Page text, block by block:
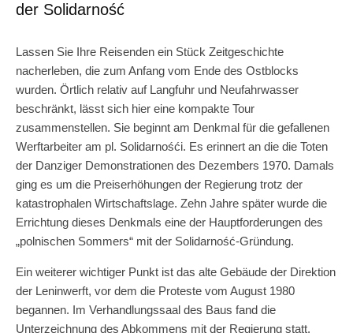
der Solidarność
Lassen Sie Ihre Reisenden ein Stück Zeitgeschichte
nacherleben, die zum Anfang vom Ende des Ostblocks
wurden. Örtlich relativ auf Langfuhr und Neufahrwasser
beschränkt, lässt sich hier eine kompakte Tour
zusammenstellen. Sie beginnt am Denkmal für die gefallenen
Werftarbeiter am pl. Solidarnośći. Es erinnert an die die Toten
der Danziger Demonstrationen des Dezembers 1970. Damals
ging es um die Preiserhöhungen der Regierung trotz der
katastrophalen Wirtschaftslage. Zehn Jahre später wurde die
Errichtung dieses Denkmals eine der Hauptforderungen des
„polnischen Sommers“ mit der Solidarność-Gründung.
Ein weiterer wichtiger Punkt ist das alte Gebäude der Direktion
der Leninwerft, vor dem die Proteste vom August 1980
begannen. Im Verhandlungssaal des Baus fand die
Unterzeichnung des Abkommens mit der Regierung statt.